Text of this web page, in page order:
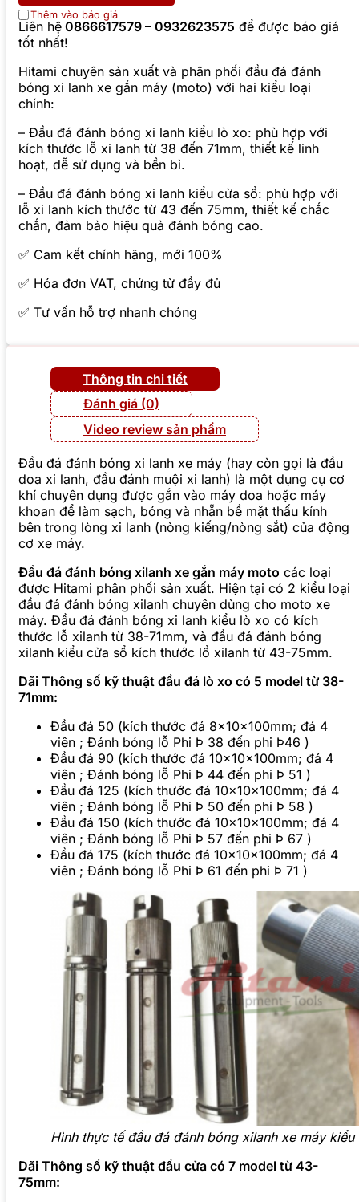
Thêm vào báo giá
Liên hệ 0866617579 – 0932623575 để được báo giá
tốt nhất!
Hitami chuyên sản xuất và phân phối đầu đá đánh
bóng xi lanh xe gắn máy (moto) với hai kiểu loại
chính:
– Đầu đá đánh bóng xi lanh kiểu lò xo: phù hợp với
kích thước lỗ xi lanh từ 38 đến 71mm, thiết kế linh
hoạt, dễ sử dụng và bền bỉ.
– Đầu đá đánh bóng xi lanh kiểu cửa sổ: phù hợp với
lỗ xi lanh kích thước từ 43 đến 75mm, thiết kế chắc
chắn, đảm bảo hiệu quả đánh bóng cao.
✅ Cam kết chính hãng, mới 100%
✅ Hóa đơn VAT, chứng từ đầy đủ
✅ Tư vấn hỗ trợ nhanh chóng
Thông tin chi tiết
Đánh giá (0)
Video review sản phẩm
Đầu đá đánh bóng xi lanh xe máy (hay còn gọi là đầu
doa xi lanh, đầu đánh muội xi lanh) là một dụng cụ cơ
khí chuyên dụng được gắn vào máy doa hoặc máy
khoan để làm sạch, bóng và nhẵn bề mặt thấu kính
bên trong lòng xi lanh (nòng kiếng/nòng sắt) của động
cơ xe máy.
Đầu đá đánh bóng xilanh xe gắn máy moto các loại
được Hitami phân phối sản xuất. Hiện tại có 2 kiểu loại
đầu đá đánh bóng xilanh chuyên dùng cho moto xe
máy. Đầu đá đánh bóng xi lanh kiểu lò xo có kích
thước lỗ xilanh từ 38-71mm, và đầu đá đánh bóng
xilanh kiểu cửa sổ kích thước lổ xilanh từ 43-75mm.
Dãi Thông số kỹ thuật đầu đá lò xo có 5 model từ 38-
71mm:
Đầu đá 50 (kích thước đá 8x10x100mm; đá 4
viên ; Đánh bóng lỗ Phi Þ 38 đến phi Þ46 )
Đầu đá 90 (kích thước đá 10x10x100mm; đá 4
viên ; Đánh bóng lỗ Phi Þ 44 đến phi Þ 51 )
Đầu đá 125 (kích thước đá 10x10x100mm; đá 4
viên ; Đánh bóng lỗ Phi Þ 50 đến phi Þ 58 )
Đầu đá 150 (kích thước đá 10x10x100mm; đá 4
viên ; Đánh bóng lỗ Phi Þ 57 đến phi Þ 67 )
Đầu đá 175 (kích thước đá 10x10x100mm; đá 4
viên ; Đánh bóng lỗ Phi Þ 61 đến phi Þ 71 )
Hình thực tế đầu đá đánh bóng xilanh xe máy kiểu
Dãi Thông số kỹ thuật đầu cửa có 7 model từ 43-
75mm: